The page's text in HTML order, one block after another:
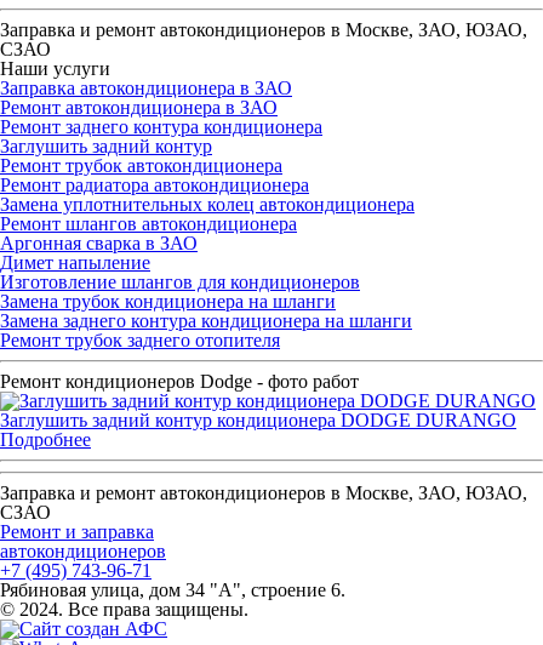
Заправка и ремонт автокондиционеров в Москве, ЗАО, ЮЗАО,
СЗАО
Наши услуги
Заправка автокондиционера в ЗАО
Ремонт автокондиционера в ЗАО
Ремонт заднего контура кондиционера
Заглушить задний контур
Ремонт трубок автокондиционера
Ремонт радиатора автокондиционера
Замена уплотнительных колец автокондиционера
Ремонт шлангов автокондиционера
Аргонная сварка в ЗАО
Димет напыление
Изготовление шлангов для кондиционеров
Замена трубок кондиционера на шланги
Замена заднего контура кондиционера на шланги
Ремонт трубок заднего отопителя
Ремонт кондиционеров Dodge - фото работ
Заглушить задний контур кондиционера DODGE DURANGO
Подробнее
Заправка и ремонт автокондиционеров в Москве, ЗАО, ЮЗАО,
СЗАО
Ремонт и заправка
автокондиционеров
+7 (495) 743-96-71
Рябиновая улица, дом 34 "А", строение 6.
© 2024. Все права защищены.